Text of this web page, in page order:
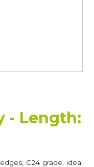
- Length:
C24 grade, ideal